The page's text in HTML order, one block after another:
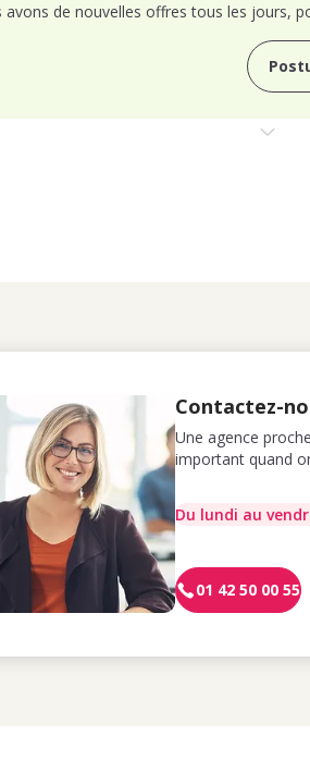
avons de nouvelles offres tous les jours,
Contactez-
Une agence
important quand
Du lundi au
01 42 50 00 55